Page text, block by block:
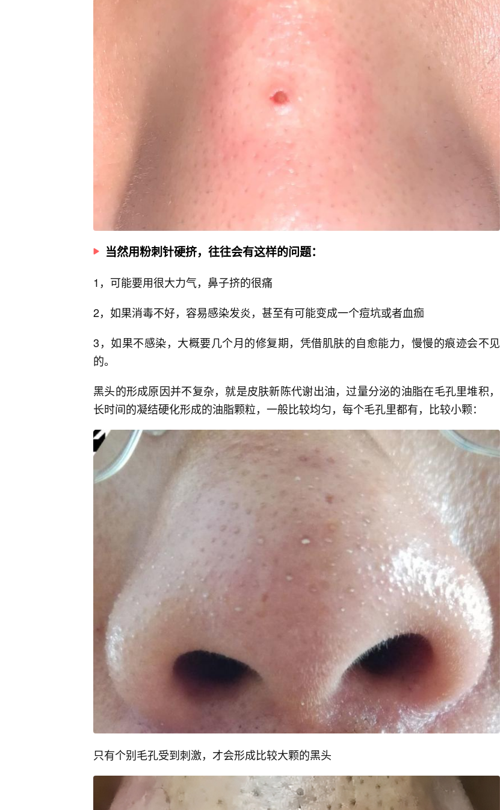
当然用粉刺针硬挤，往往会有这样的问题：
1，可能要用很大力气，鼻子挤的很痛
2，如果消毒不好，容易感染发炎，甚至有可能变成一个痘坑或者血痂
3，如果不感染，大概要几个月的修复期，凭借肌肤的自愈能力，慢慢的痕迹会不见
的。
黑头的形成原因并不复杂，就是皮肤新陈代谢出油，过量分泌的油脂在毛孔里堆积，
长时间的凝结硬化形成的油脂颗粒，一般比较均匀，每个毛孔里都有，比较小颗：
只有个别毛孔受到刺激，才会形成比较大颗的黑头